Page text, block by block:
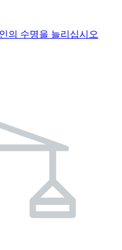
의 수명을 늘리십시오